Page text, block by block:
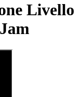
Livello